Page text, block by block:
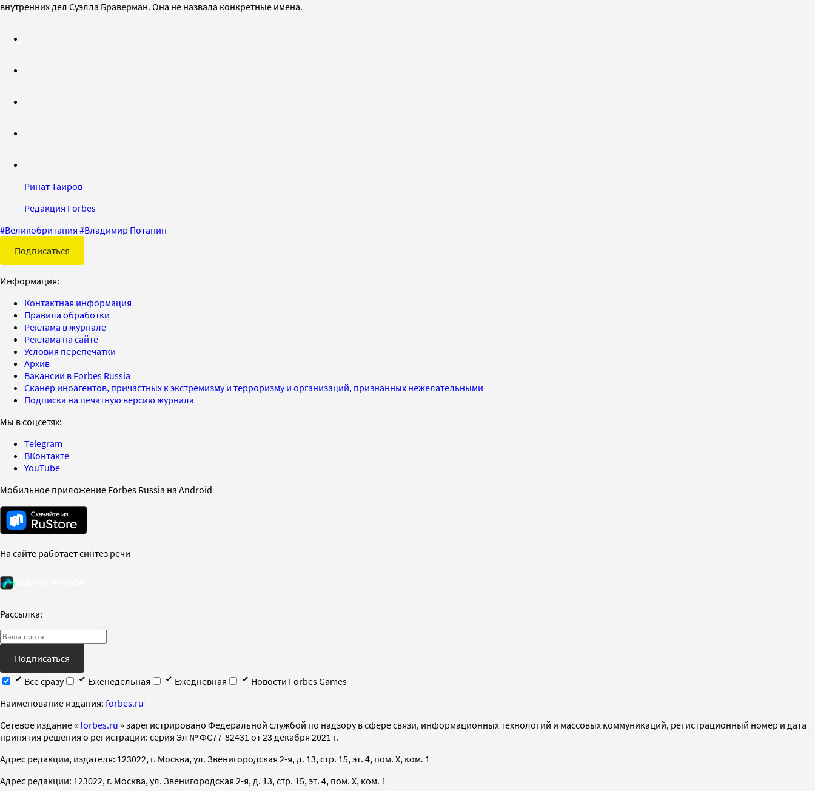
внутренних дел Суэлла Браверман. Она не назвала конкретные имена.
Ринат Таиров
Редакция Forbes
#Великобритания #Владимир Потанин
Подписаться
Информация:
Контактная информация
Правила обработки
Реклама в журнале
Реклама на сайте
Условия перепечатки
Архив
Вакансии в Forbes Russia
Сканер иноагентов, причастных к экстремизму и терроризму и организаций, признанных нежелательными
Подписка на печатную версию журнала
Мы в соцсетях:
Telegram
ВКонтакте
YouTube
Мобильное приложение Forbes Russia на Android
На сайте работает синтез речи
Рассылка:
Подписаться
Все сразу
Еженедельная Ежедневная
Новости Forbes Games
Наименование издания: forbes.ru
Cетевое издание « forbes.ru » зарегистрировано Федеральной службой по надзору в сфере связи, информационных технологий и массовых коммуникаций, регистрационный номер и дата
принятия решения о регистрации: серия Эл № ФС77-82431 от 23 декабря 2021 г.
Адрес редакции, издателя: 123022, г. Москва, ул. Звенигородская 2-я, д. 13, стр. 15, эт. 4, пом. X, ком. 1
Адрес редакции: 123022, г. Москва, ул. Звенигородская 2-я, д. 13, стр. 15, эт. 4, пом. X, ком. 1